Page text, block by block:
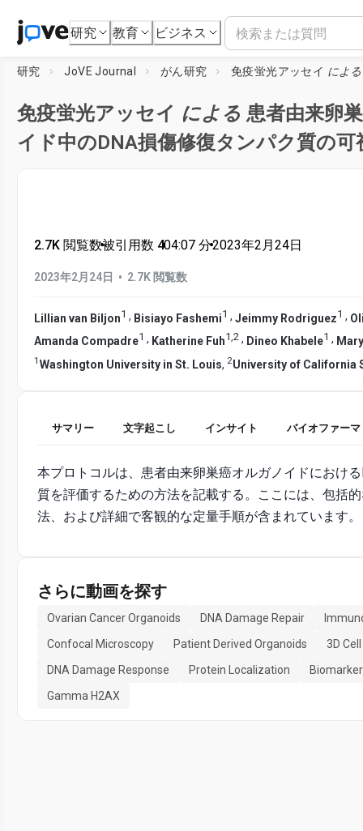
研究 教育 ビジネス
研究 JoVE Journal がん研究 免疫蛍光アッセイ による
免疫蛍光アッセイ による 患者由来卵
イド中のDNA損傷修復タンパク質の可
2.7K 閲覧数•被引用数 4•04:07 分•2023年2月24日
2023年2月24日 • 2.7K 閲覧数
Lillian van Biljon1 , Bisiayo Fashemi1 , Jeimmy Rodriguez1 ,
Amanda Compadre1 , Katherine Fuh1 2 , Dineo Khabele1 ,
1 Washington University in St. Louis, 2University of California
サマリー 文字起こし インサイト バイオファー
本プロトコルは、患者由来卵巣癌オルガノイドにおけ
質を評価するための方法を記載する。ここには、包括
法、および詳細で客観的な定量手順が含まれています。
さらに動画を探す
Ovarian Cancer Organoids DNA Damage Repair
Confocal Microscopy
Patient Derived Organoids
3D
DNA Damage Response
Protein Localization
Gamma H2AX